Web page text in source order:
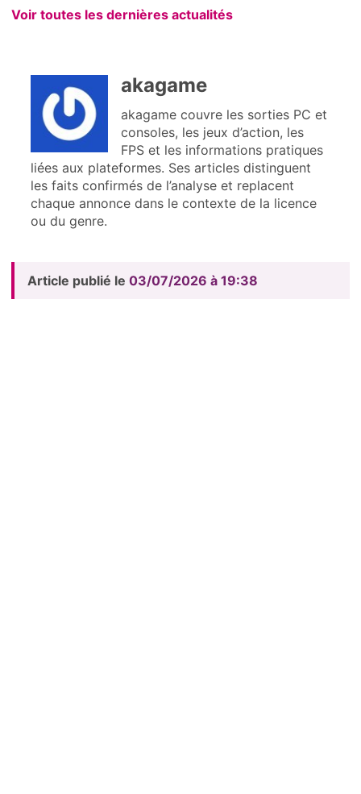
Voir toutes les dernières actualités
akagame
akagame couvre les sorties PC et
consoles, les jeux d’action, les
FPS et les informations pratiques
liées aux plateformes. Ses articles distinguent
les faits confirmés de l’analyse et replacent
chaque annonce dans le contexte de la licence
ou du genre.
Article publié le 03/07/2026 à 19:38